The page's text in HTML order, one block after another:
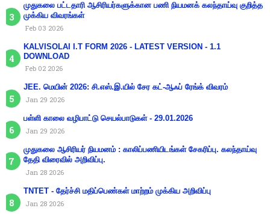
முதுகலை பட்டதாரி ஆசிரியர்களுக்கான பணி நியமனக் கலந்தாய்வு குறித்த
முக்கிய விவரங்கள்
Feb 03 2026
KALVISOLAI I.T FORM 2026 - LATEST VERSION - 1.1
DOWNLOAD
Feb 02 2026
JEE. மெயின் 2026: சி.எஸ்.இ.யில் சேர கட்-ஆஃப் ரேங்க் விவரம்
Jan 29 2026
பள்ளி காலை வழிபாட்டு செயல்பாடுகள் - 29.01.2026
Jan 29 2026
முதுகலை ஆசிரியர் நியமனம் : காலிப்பணியிடங்கள் சேகரிப்பு. கலந்தாய்வு
தேதி விரைவில் அறிவிப்பு.
Jan 28 2026
TNTET - தேர்ச்சி மதிப்பெண்கள் மாற்றம் முக்கிய அறிவிப்பு
Jan 28 2026